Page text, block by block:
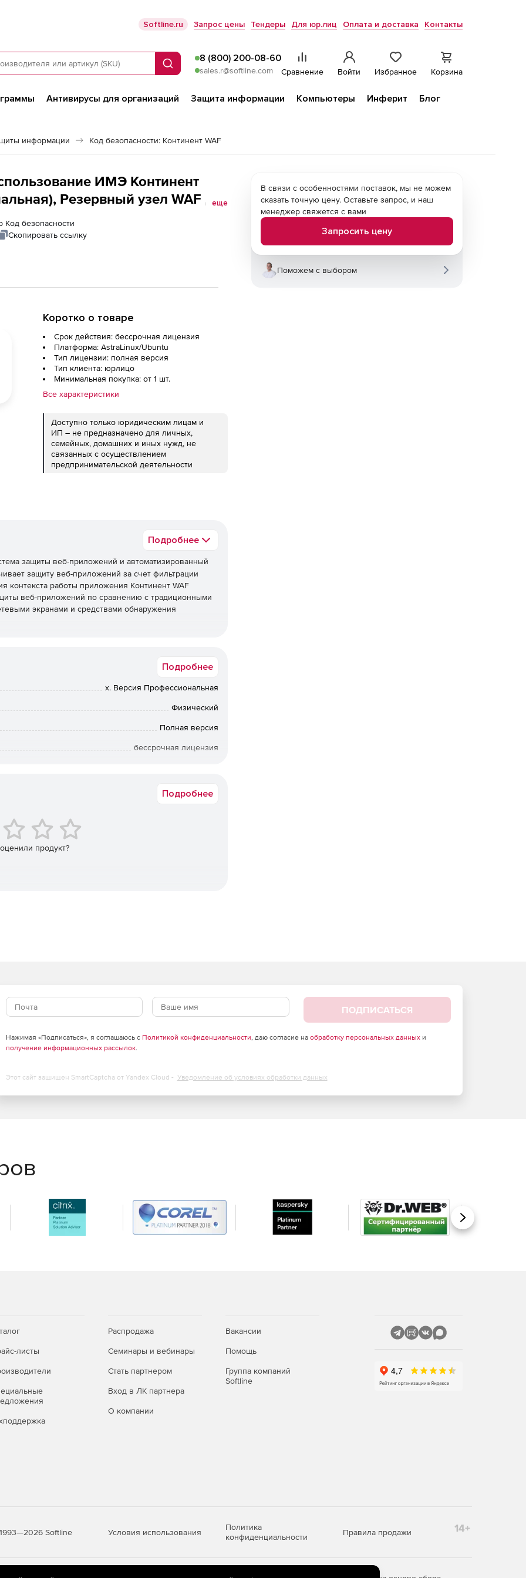
Softline.ru Запрос цены Тендеры Для юр.лиц Оплата и доставка Контакты
Поиск
8 (800) 200-08-60
sales.r@softline.com Сравнение Войти Избранное Корзина
Антивирусы для организаций Защита информации Компьютеры Инферит
Блог
информации Код безопасности: Континент WAF
ИМЭ Континент
Резервный узел WAF до
еще
Код безопасности
Скопировать ссылку
Коротко о товаре
Срок действия: бессрочная лицензия
Платформа: AstraLinux/Ubuntu
Тип лицензии: полная версия
Тип клиента: юрлицо
Минимальная покупка: от 1 шт.
Все характеристики
Доступно только юридическим лицам и
ИП – не предназначено для личных,
семейных, домашних и иных нужд, не
связанных с осуществлением
предпринимательской деятельности
Подробнее
защиты веб-приложений и автоматизированный
защиту веб-приложений за счет фильтрации
контекста работы приложения Континент WAF
веб-приложений по сравнению с традиционными
экранами и средствами обнаружения
стандартного сценария.
веб-сервера.
ИБ.
ИБ.
Подробнее
x. Версия Профессиональная
Физический
Полная версия
бессрочная лицензия
Подробнее
продукт?
В связи с особенностями поставок, мы не можем
сказать точную цену. Оставьте запрос, и наш
менеджер свяжется с вами
Запросить цену
Поможем с выбором
ПОДПИСАТЬСЯ
Нажимая «Подписаться», я соглашаюсь с Политикой конфиденциальности, даю согласие на обработку персональных данныхи
получение информационных рассылок.
Этот сайт защищен SmartCaptcha от Yandex Cloud - Уведомление об условиях обработки данных
Вперед
листы
Распродажа
Семинары и вебинары
Стать партнером
Вход в ЛК партнера
О компании
Вакансии
Помощь
Группа компаний
Softline
Softline Условия использования
Политика
конфиденциальности
Правила продажи 14+